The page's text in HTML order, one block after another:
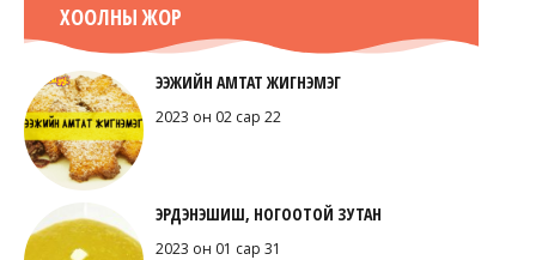
ХООЛНЫ ЖОР
ЭЭЖИЙН АМТАТ ЖИГНЭМЭГ
2023 он 02 сар 22
ЭРДЭНЭШИШ, НОГООТОЙ ЗУТАН
2023 он 01 сар 31